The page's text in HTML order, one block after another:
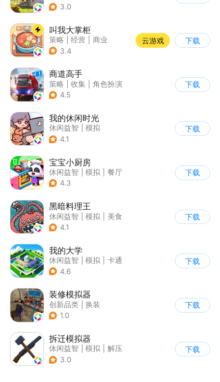
| 脑洞
3.0
叫我大掌柜
策略 经营
商业
| 古风
3.4
云游戏 下载
商道高手
策略 收集
角色扮演
| 模拟
4.5
下载
我的休闲时光
休闲益智
模拟
4.1
下载
宝宝小厨房
休闲益智 模拟
餐厅
| 宝宝巴士
4.3
下载
黑暗料理王
休闲益智 模拟
美食
| 卡通
4.1
下载
我的大学
休闲益智 模拟
卡通
| 九游
4.6
下载
装修模拟器
创新品类
换装
| 女性向
1.0
下载
拆迁模拟器
休闲益智 模拟
解压
| 卡通
3.0
下载